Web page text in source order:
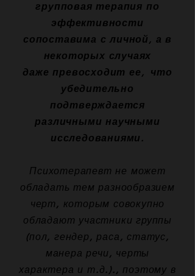
групповая терапия по
эффективности
сопоставима с личной, а в
некоторых случаях
даже превосходит ее,
что
убедительно
подтверждается
различными научными
исследованиями.
Психотерапевт не может
обладать тем разнообразием
черт, которым совокупно
обладают участники группы
(пол, гендер, раса, статус,
манера речи, черты
характера и т.д.)., поэтому в